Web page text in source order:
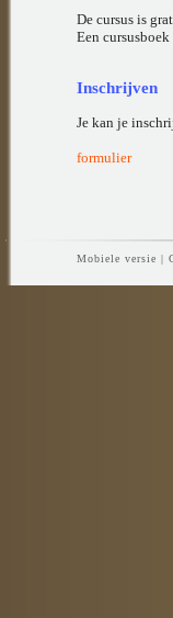
De cursus is
Een cursusboek
Inschrijven
Je kan je
formulier
Mobiele versie |